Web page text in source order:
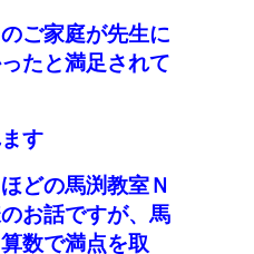
ご家庭が先生に
たと満足されて
す
どの馬渕教室Ｎ
お話ですが、馬
数で満点を取